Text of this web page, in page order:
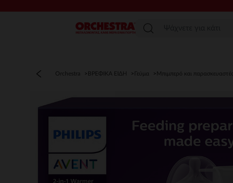
Μενού
Orchestra ΒΡΕΦΙΚΑ ΕΙΔΗ Γεύμα Μπιμπερό και παρασκευαστές